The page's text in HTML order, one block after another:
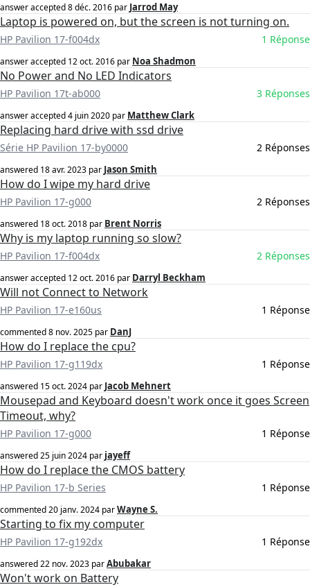
answer accepted8 déc. 2016 par Jarrod May
Laptop is powered on, but the screen is not turning on.
HP Pavilion 17-f004dx 1 Réponse
answer accepted 12 oct. 2016 par Noa Shadmon
No Power and No LED Indicators
HP Pavilion 17t-ab000 3 Réponses
answer accepted4 juin 2020 par Matthew Clark
Replacing hard drive with ssd drive
Série HP Pavilion 17-by0000 2 Réponses
answered 18 avr. 2023 par Jason Smith
How do I wipe my hard drive
HP Pavilion 17-g000 2 Réponses
answered 18 oct. 2018 par Brent Norris
Why is my laptop running so slow?
HP Pavilion 17-f004dx 2 Réponses
answer accepted 12 oct. 2016 par Darryl Beckham
Will not Connect to Network
HP Pavilion 17-e160us 1 Réponse
commented8 nov. 2025 par DanJ
How do I replace the cpu?
HP Pavilion 17-g119dx 1 Réponse
answered 15 oct. 2024 par Jacob Mehnert
Mousepad and Keyboard doesn't work once it goes Screen
Timeout, why?
HP Pavilion 17-g000 1 Réponse
answered25 juin 2024 par jayeff
How do I replace the CMOS battery
HP Pavilion 17-b Series 1 Réponse
commented20 janv. 2024 parWayne S.
Starting to fix my computer
HP Pavilion 17-g192dx 1 Réponse
answered22 nov. 2023 parAbubakar
Won't work on Battery